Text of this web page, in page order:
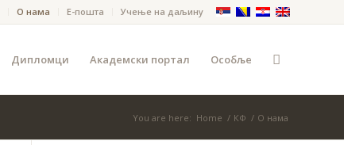
О нама Е-пошта Учење на даљину
Дипломци Академски портал Особље
You are here: Home / КФ / О нама